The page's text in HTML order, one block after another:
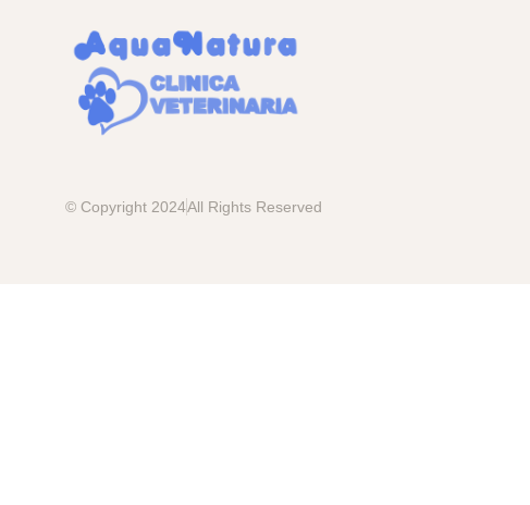
© Copyright 2024All Rights Reserved